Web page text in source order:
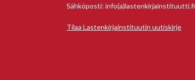
Sähköposti: info(a)lastenkirjainstituutti.fi
Tilaa Lastenkirjainstituutin uutiskirje